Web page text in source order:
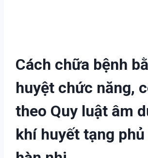
Cách chữa bệnh
huyệt chức năng,
theo Quy luật âm
khí huyết tạng